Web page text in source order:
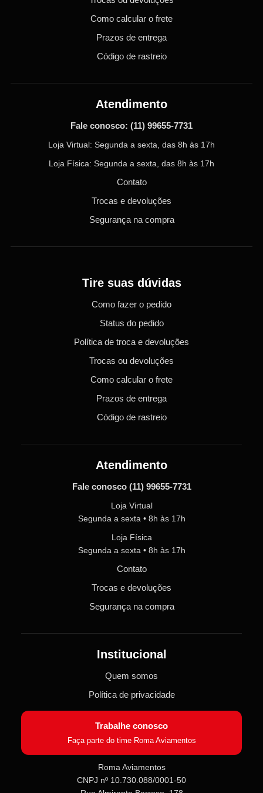
Como calcular o frete
Prazos de entrega
Código de rastreio
Atendimento
Fale conosco: (11) 99655-7731
Loja Virtual: Segunda a sexta, das 8h às 17h
Loja Física: Segunda a sexta, das 8h às 17h
Contato
Trocas e devoluções
Segurança na compra
Tire suas dúvidas
Como fazer o pedido
Status do pedido
Política de troca e devoluções
Trocas ou devoluções
Como calcular o frete
Prazos de entrega
Código de rastreio
Atendimento
Fale conosco (11) 99655-7731
Loja Virtual
Segunda a sexta • 8h às 17h
Loja Física
Segunda a sexta • 8h às 17h
Contato
Trocas e devoluções
Segurança na compra
Institucional
Quem somos
Política de privacidade
Trabalhe conosco
Faça parte do time Roma Aviamentos
Roma Aviamentos
CNPJ nº 10.730.088/0001-50